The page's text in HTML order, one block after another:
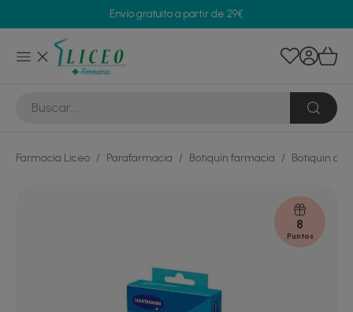
Envío gratuito a partir de 29€
Farmacia Liceo / Parafarmacia / Botiquín farmacia / Botiquin de
8
Puntos